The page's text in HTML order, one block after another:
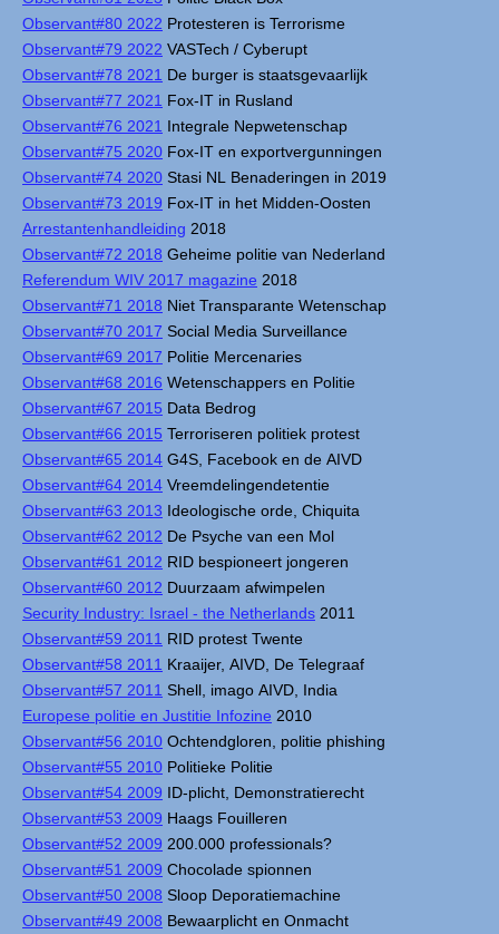
Observant#80 2022 Protesteren is Terrorisme
Observant#79 2022 VASTech / Cyberupt
Observant#78 2021 De burger is staatsgevaarlijk
Observant#77 2021 Fox-IT in Rusland
Observant#76 2021 Integrale Nepwetenschap
Observant#75 2020 Fox-IT en exportvergunningen
Observant#74 2020 Stasi NL Benaderingen in 2019
Observant#73 2019 Fox-IT in het Midden-Oosten
Arrestantenhandleiding 2018
Observant#72 2018 Geheime politie van Nederland
Referendum WIV 2017 magazine 2018
Observant#71 2018 Niet Transparante Wetenschap
Observant#70 2017 Social Media Surveillance
Observant#69 2017 Politie Mercenaries
Observant#68 2016 Wetenschappers en Politie
Observant#67 2015 Data Bedrog
Observant#66 2015 Terroriseren politiek protest
Observant#65 2014 G4S, Facebook en de AIVD
Observant#64 2014 Vreemdelingendetentie
Observant#63 2013 Ideologische orde, Chiquita
Observant#62 2012 De Psyche van een Mol
Observant#61 2012 RID bespioneert jongeren
Observant#60 2012 Duurzaam afwimpelen
Security Industry: Israel - the Netherlands 2011
Observant#59 2011 RID protest Twente
Observant#58 2011 Kraaijer, AIVD, De Telegraaf
Observant#57 2011 Shell, imago AIVD, India
Europese politie en Justitie Infozine 2010
Observant#56 2010 Ochtendgloren, politie phishing
Observant#55 2010 Politieke Politie
Observant#54 2009 ID-plicht, Demonstratierecht
Observant#53 2009 Haags Fouilleren
Observant#52 2009 200.000 professionals?
Observant#51 2009 Chocolade spionnen
Observant#50 2008 Sloop Deporatiemachine
Observant#49 2008 Bewaarplicht en Onmacht